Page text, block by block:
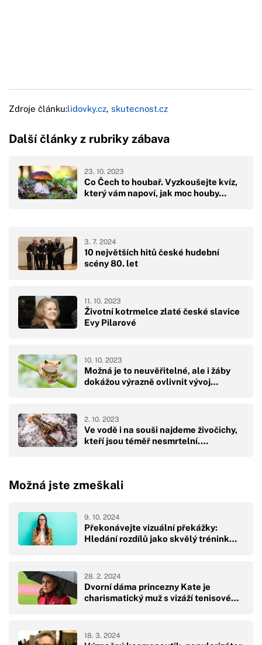
Zdroje článku:lidovky.cz, skutecnost.cz
Další články z rubriky zábava
Co Čech to houbař. Vyzkoušejte kvíz,
který vám napoví, jak moc houby…
23. 10. 2023
10 největších hitů české hudební
scény 80. let
3. 7. 2024
Životní kotrmelce zlaté české slavice
Evy Pilarové
11. 10. 2023
Možná je to neuvěřitelné, ale i žáby
dokážou výrazně ovlivnit vývoj…
10. 10. 2023
Ve vodě i na souši najdeme živočichy,
kteří jsou téměř nesmrtelní.…
2. 10. 2023
Možná jste zmeškali
Překonávejte vizuální překážky:
Hledání rozdílů jako skvělý trénink…
9. 10. 2024
Dvorní dáma princezny Kate je
charismatický muž s vizáží tenisové…
28. 2. 2024
18. 3. 2024